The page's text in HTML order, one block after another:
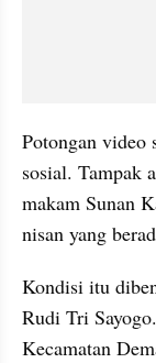
Potongan video
sosial. Tampak
makam Sunan
nisan yang
Kondisi itu
Rudi Tri
Kecamatan